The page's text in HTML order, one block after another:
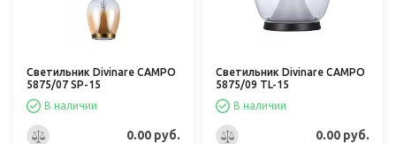
Светильник Divinare CAMPO
5875/07 SP-15
В наличии
0.00 руб.
Светильник Divinare CAMPO
5875/09 TL-15
В наличии
0.00 руб.